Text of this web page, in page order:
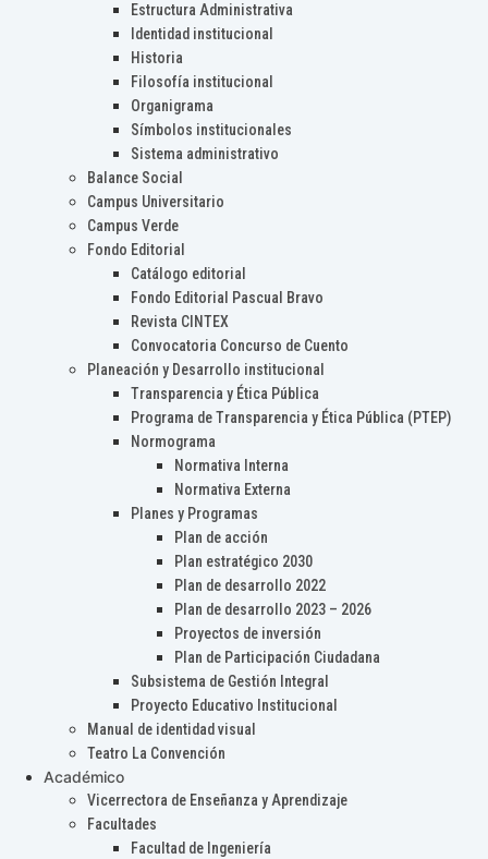
Estructura Administrativa
Identidad institucional
Historia
Filosofía institucional
Organigrama
Símbolos institucionales
Sistema administrativo
Balance Social
Campus Universitario
Campus Verde
Fondo Editorial
Catálogo editorial
Fondo Editorial Pascual Bravo
Revista CINTEX
Convocatoria Concurso de Cuento
Planeación y Desarrollo institucional
Transparencia y Ética Pública
Programa de Transparencia y Ética Pública (PTEP)
Normograma
Normativa Interna
Normativa Externa
Planes y Programas
Plan de acción
Plan estratégico 2030
Plan de desarrollo 2022
Plan de desarrollo 2023 – 2026
Proyectos de inversión
Plan de Participación Ciudadana
Subsistema de Gestión Integral
Proyecto Educativo Institucional
Manual de identidad visual
Teatro La Convención
Académico
Vicerrectora de Enseñanza y Aprendizaje
Facultades
Facultad de Ingeniería